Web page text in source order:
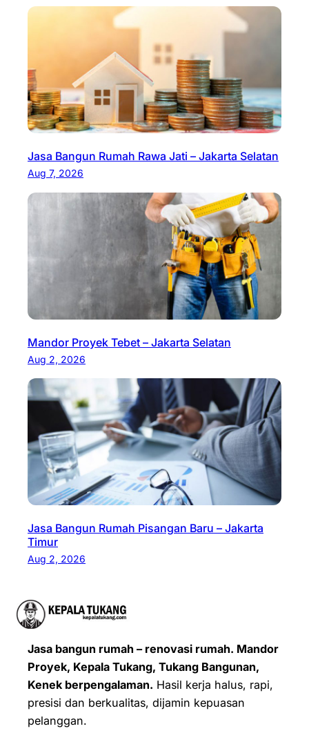
Jasa Bangun Rumah Rawa Jati – Jakarta Selatan
Aug 7, 2026
Mandor Proyek Tebet – Jakarta Selatan
Aug 2, 2026
Jasa Bangun Rumah Pisangan Baru – Jakarta
Timur
Aug 2, 2026
Jasa bangun rumah – renovasi rumah. Mandor
Proyek, Kepala Tukang, Tukang Bangunan,
Kenek berpengalaman. Hasil kerja halus, rapi,
presisi dan berkualitas, dijamin kepuasan
pelanggan.